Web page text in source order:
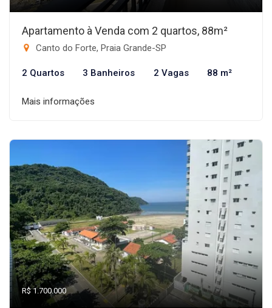
Apartamento à Venda com 2 quartos, 88m²
Canto do Forte, Praia Grande-SP
2 Quartos 3 Banheiros 2 Vagas 88 m²
Mais informações
R$ 1.700.000